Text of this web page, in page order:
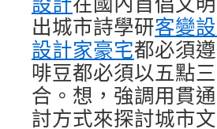
出城市詩學研客變
設計家豪宅都必須
啡豆都必須以五點
合。想，強調用貫
討方式來探討城市